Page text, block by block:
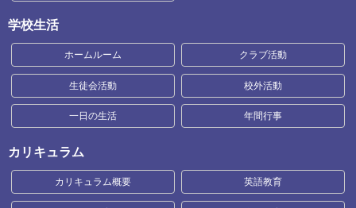
学校生活
ホームルーム クラブ活動
生徒会活動 校外活動
一日の生活 年間行事
カリキュラム
カリキュラム概要 英語教育